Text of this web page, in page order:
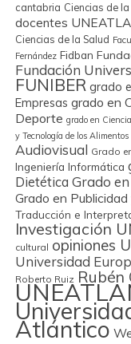
cantabria Ciencias de
docentes
Ciencias de la Salud
Fernández Fidban
Fundación
FUNIBER grado
Empresas grado en
Deporte grado en
y Tecnología de los Alimentos
Audiovisual Grado
Ingeniería Informática
Dietética Grado
Grado en
Traducción e
Investigación
cultural opiniones
Universidad
Roberto Ruiz Rubén
Atlántico